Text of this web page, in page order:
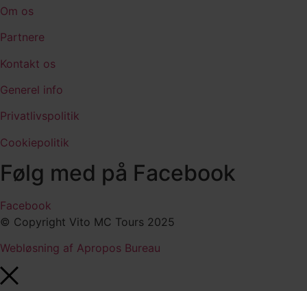
Om os
Partnere
Kontakt os
Generel info
Privatlivspolitik
Cookiepolitik
Følg med på Facebook
Facebook
© Copyright Vito MC Tours 2025
Webløsning af Apropos Bureau